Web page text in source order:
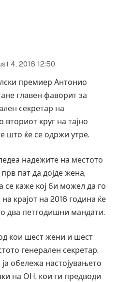
4, 2016 12:50
премиер Антонио
главен фаворит за
секретар на
круг на тајно
што ќе се одржи утре.
надежите на местото
пат да дојде жена,
се каже кој би можел да го
крајот на 2016 година ќе
два петгодишни мандати.
кои шест жени и шест
генерален секретар.
обележа настојувањето
на ОН, кои ги предводи